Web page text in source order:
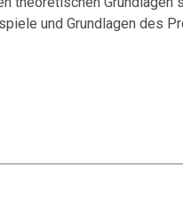
und Grundlagen des